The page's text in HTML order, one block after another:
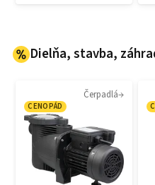
Dielňa, stavba,
Čerpadlá
CENOPÁD